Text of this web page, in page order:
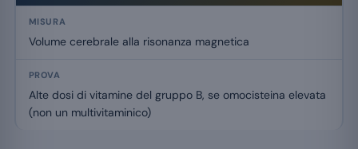
Volume cerebrale alla risonanza magnetica
Alte dosi di vitamine del gruppo B, se omocisteina elevata
(non un multivitaminico)